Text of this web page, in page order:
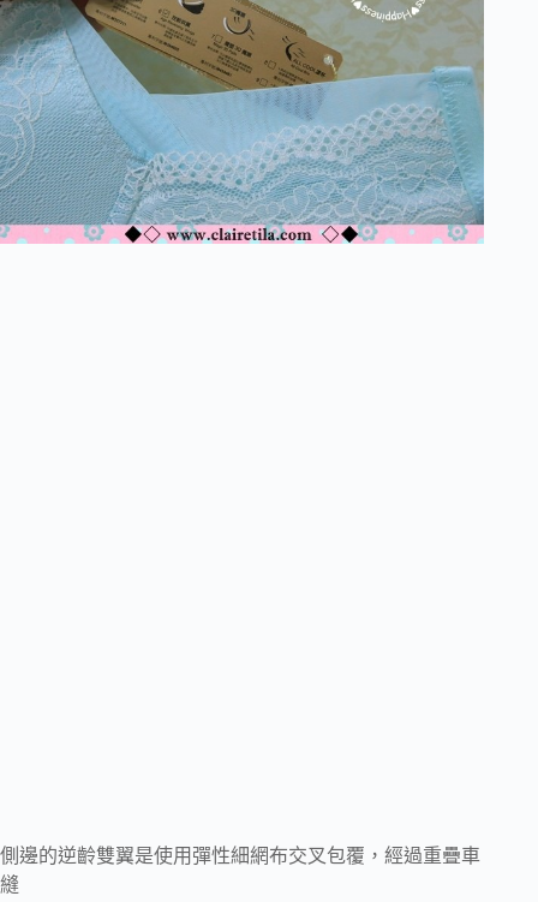
側邊的逆齡雙翼是使用彈性細網布交叉包覆，經過重疊車
縫